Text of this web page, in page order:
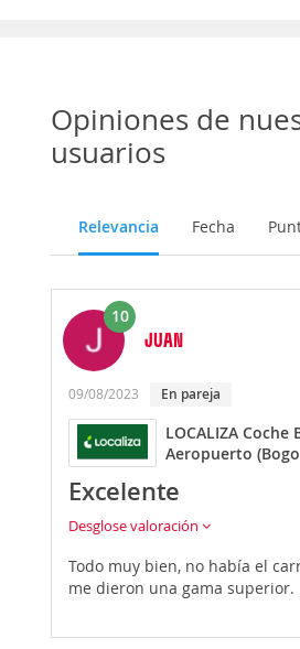
Opiniones de
usuarios
Relevancia Fecha
10
JUAN
09/08/2023 En pareja
LOCALIZA Coche
Aeropuerto
Excelente
Desglose valoración
Todo muy bien, no había el
me dieron una gama superior.